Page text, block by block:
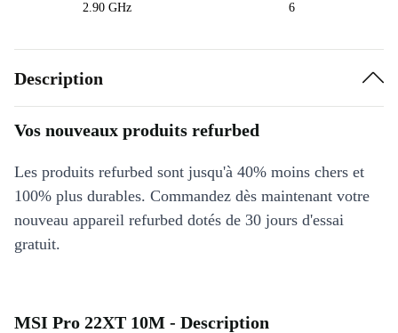
2.90 GHz
6
Description
Vos nouveaux produits refurbed
Les produits refurbed sont jusqu'à 40% moins chers et
100% plus durables. Commandez dès maintenant votre
nouveau appareil refurbed dotés de 30 jours d'essai
gratuit.
MSI Pro 22XT 10M - Description